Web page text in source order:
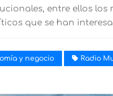
entre ellos
que se han
y negocio Radio